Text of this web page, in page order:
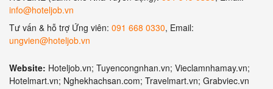
info@hoteljob.vn
Tư vấn & hỗ trợ Ứng viên: 091 668 0330, Email:
ungvien@hoteljob.vn
Website: Hoteljob.vn; Tuyencongnhan.vn; Vieclamnhamay.vn;
Hotelmart.vn; Nghekhachsan.com; Travelmart.vn; Grabviec.vn